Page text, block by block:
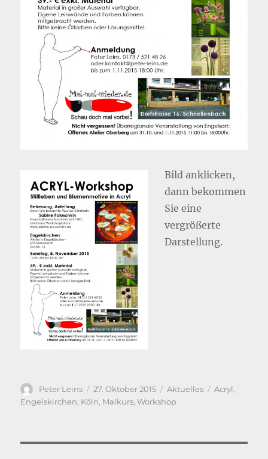
Bild anklicken,
dann bekommen
Sie eine
vergrößerte
Darstellung.
Autor
Peter Leins
Veröffentlicht
am
27. Oktober 2015 Kategorien
Aktuelles Schlagwörter
Acryl,
Engelskirchen, Köln, Malkurs,Workshop